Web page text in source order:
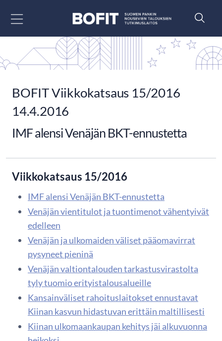
BOFIT Viikkokatsaus 15/2016
14.4.2016
IMF alensi Venäjän BKT-ennustetta
Viikkokatsaus 15/2016
IMF alensi Venäjän BKT-ennustetta
Venäjän vientitulot ja tuontimenot vähentyivät
edelleen
Venäjän ja ulkomaiden väliset pääomavirrat
pysyneet pieninä
Venäjän valtiontalouden tarkastusvirastolta
tyly tuomio erityistalousalueille
Kansainväliset rahoituslaitokset ennustavat
Kiinan kasvun hidastuvan erittäin maltillisesti
Kiinan ulkomaankaupan kehitys jäi alkuvuonna